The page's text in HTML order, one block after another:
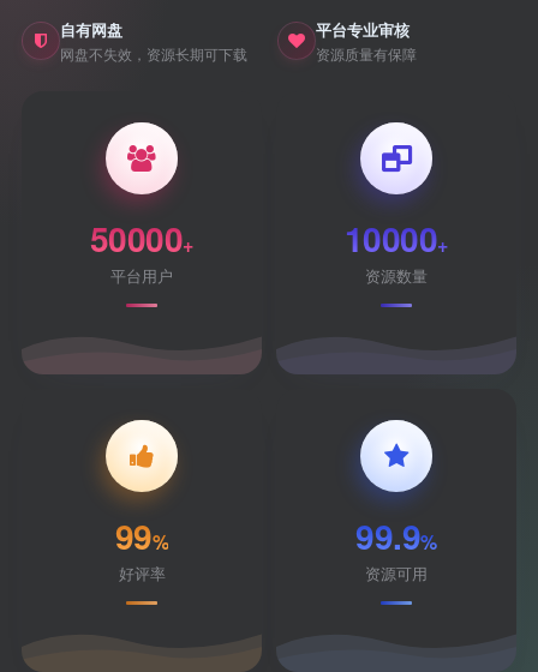
自有网盘
网盘不失效，资源长期可下载
平台专业审核
资源质量有保障
50000+
平台用户
10000+
资源数量
99%
好评率
99.9%
资源可用